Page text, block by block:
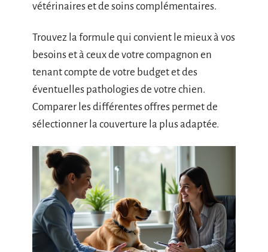
vétérinaires et de soins complémentaires.
Trouvez la formule qui convient le mieux à vos
besoins et à ceux de votre compagnon en
tenant compte de votre budget et des
éventuelles pathologies de votre chien.
Comparer les différentes offres permet de
sélectionner la couverture la plus adaptée.